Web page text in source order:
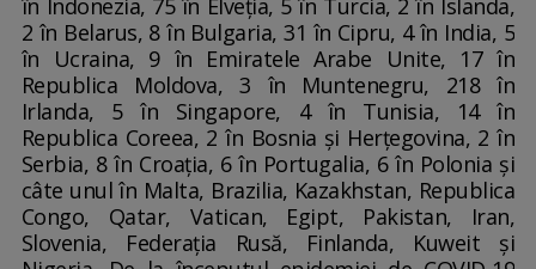
în Indonezia, 75 în Elveția, 5 în Turcia, 2 în Islanda,
2 în Belarus, 8 în Bulgaria, 31 în Cipru, 4 în India, 5
în Ucraina, 9 în Emiratele Arabe Unite, 17 în
Republica Moldova, 3 în Muntenegru, 218 în
Irlanda, 5 în Singapore, 4 în Tunisia, 14 în
Republica Coreea, 2 în Bosnia și Herțegovina, 2 în
Serbia, 8 în Croația, 6 în Portugalia, 6 în Polonia și
câte unul în Malta, Brazilia, Kazakhstan, Republica
Congo, Qatar, Vatican, Egipt, Pakistan, Iran,
Slovenia, Federația Rusă, Finlanda, Kuweit și